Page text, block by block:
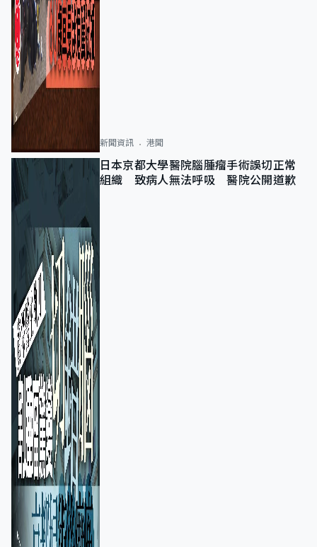
新聞資訊 港聞
日本京都大學醫院腦腫瘤手術誤切正常
組織 致病人無法呼吸 醫院公開道歉